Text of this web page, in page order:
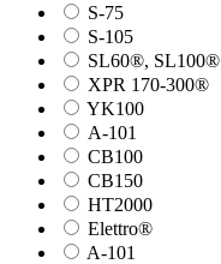
S-75
S-105
SL60®, SL100®
XPR 170-300®
YK100
А-101
СВ100
СВ150
HT2000
Elettro®
A-101